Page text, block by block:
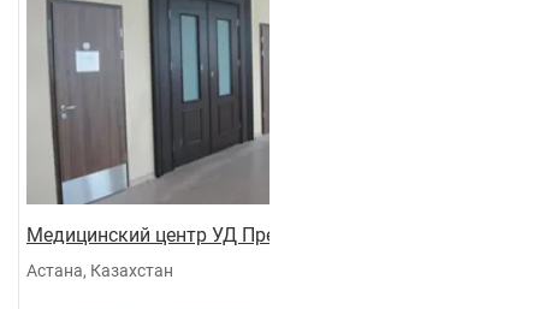
Медицинский центр УД Президента
Астана, Казахстан